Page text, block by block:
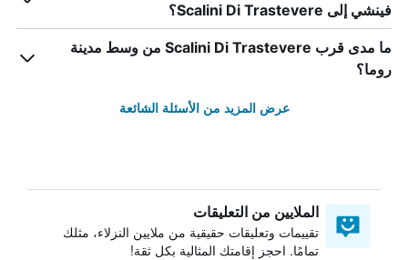
فينشي إلى Scalini Di Trastevere؟
ما مدى قرب Scalini Di Trastevere من وسط مدينة
روما؟
عرض المزيد من الأسئلة الشائعة
الملايين من التعليقات
تقييمات وتعليقات حقيقية من ملايين النزلاء، مثلك
تمامًا. احجز إقامتك المثالية بكل ثقة!